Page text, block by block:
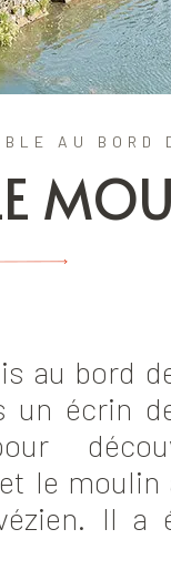
AU BORD
au bord
écrin
le
Il a